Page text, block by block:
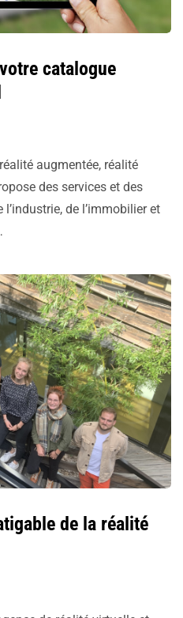
catalogue
augmentée, réalité
des services et des
de l’immobilier et
de la réalité